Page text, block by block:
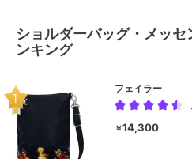
ショルダーバッグ・メッ
ンキング
フェイラー
￥14,300